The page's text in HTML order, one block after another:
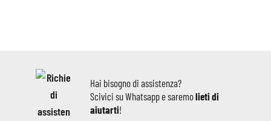
Hai bisogno di assistenza?
Scivici su Whatsapp e saremolieti di
aiutarti!